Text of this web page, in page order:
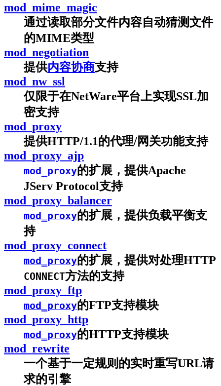
mod_mime_magic
通过读取部分文件内容自动猜测文件
的MIME类型
mod_negotiation
提供内容协商支持
mod_nw_ssl
仅限于在NetWare平台上实现SSL加
密支持
mod_proxy
提供HTTP/1.1的代理/网关功能支持
mod_proxy_ajp
mod_proxy的扩展，提供Apache
JServ Protocol支持
mod_proxy_balancer
mod_proxy的扩展，提供负载平衡支
持
mod_proxy_connect
mod_proxy的扩展，提供对处理HTTP
CONNECT方法的支持
mod_proxy_ftp
mod_proxy的FTP支持模块
mod_proxy_http
mod_proxy的HTTP支持模块
mod_rewrite
一个基于一定规则的实时重写URL请
求的引擎